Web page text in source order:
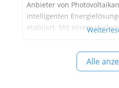
Anbieter von
intelligenten
etabliert. Mit einem
unterstützt das
Geschäftskunden dabei,
nachhaltig und digital zu
Alle